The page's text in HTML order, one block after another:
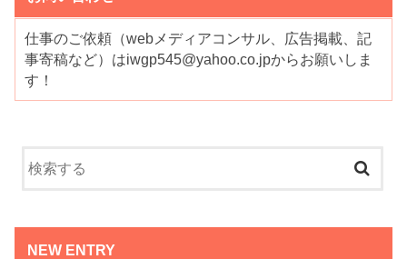
仕事のご依頼（webメディアコンサル、広告掲載、記
事寄稿など）はiwgp545@yahoo.co.jpからお願いしま
す！
NEW ENTRY